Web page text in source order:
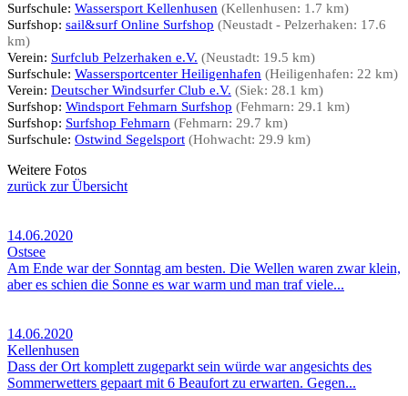
Surfschule: Wassersport Kellenhusen (Kellenhusen: 1.7 km)
Surfshop: sail&surf Online Surfshop (Neustadt - Pelzerhaken: 17.6
km)
Verein: Surfclub Pelzerhaken e.V. (Neustadt: 19.5 km)
Surfschule: Wassersportcenter Heiligenhafen (Heiligenhafen: 22 km)
Verein: Deutscher Windsurfer Club e.V. (Siek: 28.1 km)
Surfshop: Windsport Fehmarn Surfshop (Fehmarn: 29.1 km)
Surfshop: Surfshop Fehmarn (Fehmarn: 29.7 km)
Surfschule: Ostwind Segelsport (Hohwacht: 29.9 km)
Weitere Fotos
zurück zur Übersicht
14.06.2020
Ostsee
Am Ende war der Sonntag am besten. Die Wellen waren zwar klein,
aber es schien die Sonne es war warm und man traf viele...
14.06.2020
Kellenhusen
Dass der Ort komplett zugeparkt sein würde war angesichts des
Sommerwetters gepaart mit 6 Beaufort zu erwarten. Gegen...